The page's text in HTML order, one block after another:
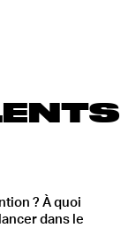
? À quoi
dans le